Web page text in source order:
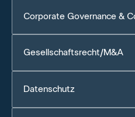
Corporate Governance &
Gesellschaftsrecht/M&A
Datenschutz